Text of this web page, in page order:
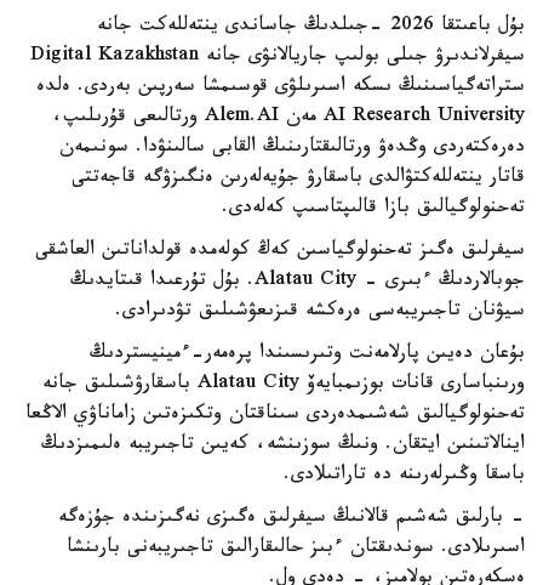
بۇل باعىتقا 2026 -جىلدىڭ جاساندى ينتەللەكت جانە
سيفرلاندىرۋ جىلى بولىپ جاريالانۋى جانە Digital Kazakhstan
ستراتەگياسىنىڭ ىسكە اسىرىلۋى قوسىمشا سەرپىن بەردى. ەلدە
AI Research University مەن Alem.AI ورتالىعى قۇرىلىپ،
دەرەكتەردى وڭدەۋ ورتالىقتارىنىڭ القابى سالىنۋدا. سونىمەن
قاتار ينتەللەكتۋالدى باسقارۋ جۇيەلەرىن ەنگىزۋگە قاجەتتى
تەحنولوگيالىق بازا قالىپتاسىپ كەلەدى.
سيفرلىق ەگىز تەحنولوگياسىن كەڭ كولەمدە قولداناتىن العاشقى
جوبالاردىڭ ءبىرى - Alatau City. بۇل تۇرعىدا قىتايدىڭ
سيۋنان تاجىريبەسى ەرەكشە قىزىعۋشىلىق تۋدىرادى.
بۇعان دەيىن پارلامەنت وتىرىسىندا پرەمەر-ءمينيستردىڭ
ورىنباسارى قانات بوزىمبايەۆ Alatau City باسقارۋشىلىق جانە
تەحنولوگيالىق شەشىمدەردى سىناقتان وتكىزەتىن زاماناۋي الاڭعا
اينالاتىنىن ايتقان. ونىڭ سوزىنشە، كەيىن تاجىريبە ەلىمىزدىڭ
باسقا وڭىرلەرىنە دە تاراتىلادى.
- بارلىق شەشىم قالانىڭ سيفرلىق ەگىزى نەگىزىندە جۇزەگە
اسىرىلادى. سوندىقتان ءبىز حالىقارالىق تاجىريبەنى بارىنشا